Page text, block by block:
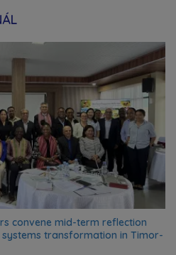
convene mid-term reflection
transformation in Timor-